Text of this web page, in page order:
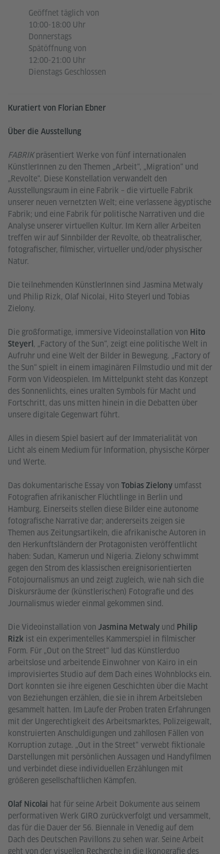
Kuratiert von Florian Ebner
Über die Ausstellung
FABRIKpräsentiert Werke von fünf internationalen
KünstlerInnen zu den Themen „Arbeit“, „Migration“ und
„Revolte“. Diese Konstellation verwandelt den
Ausstellungsraum in eine Fabrik – die virtuelle Fabrik
unserer neuen vernetzten Welt; eine verlassene ägyptische
Fabrik; und eine Fabrik für politische Narrativen und die
Analyse unserer virtuellen Kultur. Im Kern aller Arbeiten
treffen wir auf Sinnbilder der Revolte, ob theatralischer,
fotografischer, filmischer, virtueller und/oder physischer
Natur.
Die teilnehmenden KünstlerInnen sind Jasmina Metwaly
und Philip Rizk, Olaf Nicolai, Hito Steyerl und Tobias
Zielony.
Die großformatige, immersive Videoinstallation von Hito
Steyerl , „Factory of the Sun“, zeigt eine politische Welt in
Aufruhr und eine Welt der Bilder in Bewegung. „Factory of
the Sun“ spielt in einem imaginären Filmstudio und mit der
Form von Videospielen. Im Mittelpunkt steht das Konzept
des Sonnenlichts, eines uralten Symbols für Macht und
Fortschritt, das uns mitten hinein in die Debatten über
unsere digitale Gegenwart führt.
Alles in diesem Spiel basiert auf der Immaterialität von
Licht als einem Medium für Information, physische Körper
und Werte.
Das dokumentarische Essay von Tobias Zielony umfasst
Fotografien afrikanischer Flüchtlinge in Berlin und
Hamburg. Einerseits stellen diese Bilder eine autonome
fotografische Narrative dar; andererseits zeigen sie
Themen aus Zeitungsartikeln, die afrikanische Autoren in
den Herkunftsländern der Protagonisten veröffentlicht
haben: Sudan, Kamerun und Nigeria. Zielony schwimmt
gegen den Strom des klassischen ereignisorientierten
Fotojournalismus an und zeigt zugleich, wie nah sich die
Diskursräume der (künstlerischen) Fotografie und des
Journalismus wieder einmal gekommen sind.
Die Videoinstallation von Jasmina Metwaly und Philip
Rizk ist ein experimentelles Kammerspiel in filmischer
Form. Für „Out on the Street“ lud das Künstlerduo
arbeitslose und arbeitende Einwohner von Kairo in ein
improvisiertes Studio auf dem Dach eines Wohnblocks ein.
Dort konnten sie ihre eigenen Geschichten über die Macht
von Beziehungen erzählen, die sie in ihrem Arbeitsleben
gesammelt hatten. Im Laufe der Proben traten Erfahrungen
mit der Ungerechtigkeit des Arbeitsmarktes, Polizeigewalt,
konstruierten Anschuldigungen und zahllosen Fällen von
Korruption zutage. „Out in the Street“ verwebt fiktionale
Darstellungen mit persönlichen Aussagen und Handyfilmen
und verbindet diese individuellen Erzählungen mit
größeren gesellschaftlichen Kämpfen.
Olaf Nicolai hat für seine Arbeit Dokumente aus seinem
performativen Werk GIRO zurückverfolgt und versammelt,
das für die Dauer der 56. Biennale in Venedig auf dem
Dach des Deutschen Pavillons zu sehen war. Seine Arbeit
geht von der visuellen Recherche in die Ikonografie des
Geöffnet täglich von
10:00-18:00 Uhr
Donnerstags
Spätöffnung von
12:00-21:00 Uhr
Dienstags Geschlossen